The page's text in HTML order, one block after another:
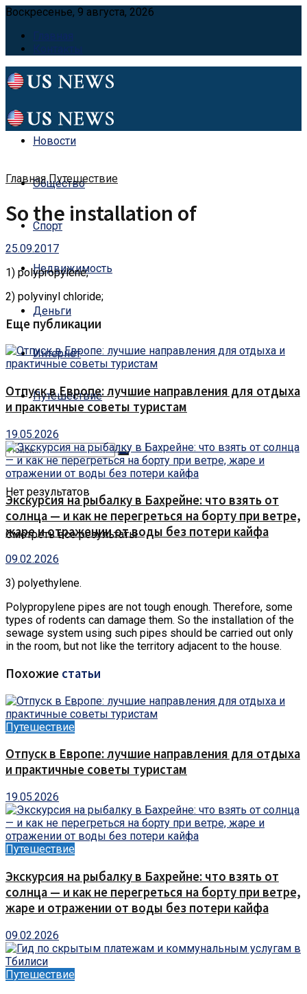
Воскресенье, 9 августа, 2026
Главная
Контакты
Новости
Общество
Спорт
Недвижимость
Деньги
Интернет
Путешествие
Нет результатов
Смотреть все результаты
Главная Путешествие
So the installation of
25.09.2017
1) polypropylene;
2) polyvinyl chloride;
Еще публикации
Отпуск в Европе: лучшие направления для отдыха
и практичные советы туристам
19.05.2026
Экскурсия на рыбалку в Бахрейне: что взять от
солнца — и как не перегреться на борту при ветре,
жаре и отражении от воды без потери кайфа
09.02.2026
3) polyethylene.
Polypropylene pipes are not tough enough. Therefore, some
types of rodents can damage them. So the installation of the
sewage system using such pipes should be carried out only
in the room, but not like the territory adjacent to the house.
Похожие статьи
Путешествие
Отпуск в Европе: лучшие направления для отдыха
и практичные советы туристам
19.05.2026
Путешествие
Экскурсия на рыбалку в Бахрейне: что взять от
солнца — и как не перегреться на борту при ветре,
жаре и отражении от воды без потери кайфа
09.02.2026
Путешествие